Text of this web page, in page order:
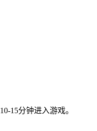
15分钟进入游戏。